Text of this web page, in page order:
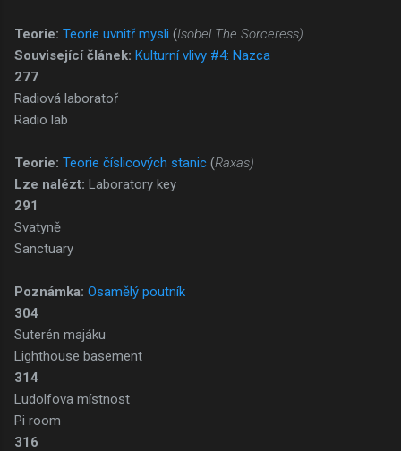
Teorie: Teorie uvnitř mysli (Isobel The Sorceress)
Související článek: Kulturní vlivy #4: Nazca
277
Radiová laboratoř
Radio lab
Teorie: Teorie číslicových stanic (Raxas)
Lze nalézt: Laboratory key
291
Svatyně
Sanctuary
Poznámka: Osamělý poutník
304
Suterén majáku
Lighthouse basement
314
Ludolfova místnost
Pi room
316